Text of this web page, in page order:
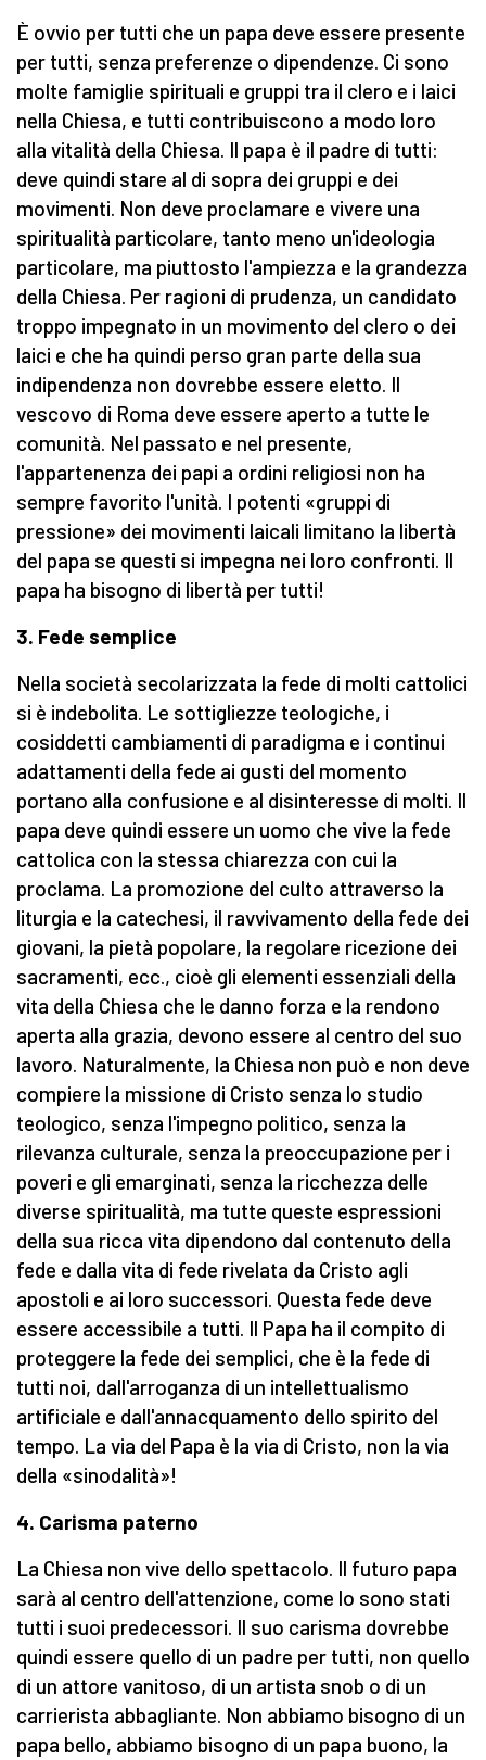
È ovvio per tutti che un papa deve essere presente
per tutti, senza preferenze o dipendenze. Ci sono
molte famiglie spirituali e gruppi tra il clero e i laici
nella Chiesa, e tutti contribuiscono a modo loro
alla vitalità della Chiesa. Il papa è il padre di tutti:
deve quindi stare al di sopra dei gruppi e dei
movimenti. Non deve proclamare e vivere una
spiritualità particolare, tanto meno un'ideologia
particolare, ma piuttosto l'ampiezza e la grandezza
della Chiesa. Per ragioni di prudenza, un candidato
troppo impegnato in un movimento del clero o dei
laici e che ha quindi perso gran parte della sua
indipendenza non dovrebbe essere eletto. Il
vescovo di Roma deve essere aperto a tutte le
comunità. Nel passato e nel presente,
l'appartenenza dei papi a ordini religiosi non ha
sempre favorito l'unità. I potenti «gruppi di
pressione» dei movimenti laicali limitano la libertà
del papa se questi si impegna nei loro confronti. Il
papa ha bisogno di libertà per tutti!
3. Fede semplice
Nella società secolarizzata la fede di molti cattolici
si è indebolita. Le sottigliezze teologiche, i
cosiddetti cambiamenti di paradigma e i continui
adattamenti della fede ai gusti del momento
portano alla confusione e al disinteresse di molti. Il
papa deve quindi essere un uomo che vive la fede
cattolica con la stessa chiarezza con cui la
proclama. La promozione del culto attraverso la
liturgia e la catechesi, il ravvivamento della fede dei
giovani, la pietà popolare, la regolare ricezione dei
sacramenti, ecc., cioè gli elementi essenziali della
vita della Chiesa che le danno forza e la rendono
aperta alla grazia, devono essere al centro del suo
lavoro. Naturalmente, la Chiesa non può e non deve
compiere la missione di Cristo senza lo studio
teologico, senza l'impegno politico, senza la
rilevanza culturale, senza la preoccupazione per i
poveri e gli emarginati, senza la ricchezza delle
diverse spiritualità, ma tutte queste espressioni
della sua ricca vita dipendono dal contenuto della
fede e dalla vita di fede rivelata da Cristo agli
apostoli e ai loro successori. Questa fede deve
essere accessibile a tutti. Il Papa ha il compito di
proteggere la fede dei semplici, che è la fede di
tutti noi, dall'arroganza di un intellettualismo
artificiale e dall'annacquamento dello spirito del
tempo. La via del Papa è la via di Cristo, non la via
della «sinodalità»!
4. Carisma paterno
La Chiesa non vive dello spettacolo. Il futuro papa
sarà al centro dell'attenzione, come lo sono stati
tutti i suoi predecessori. Il suo carisma dovrebbe
quindi essere quello di un padre per tutti, non quello
di un attore vanitoso, di un artista snob o di un
carrierista abbagliante. Non abbiamo bisogno di un
papa bello, abbiamo bisogno di un papa buono, la